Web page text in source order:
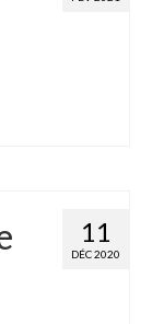
11
DÉC 2020